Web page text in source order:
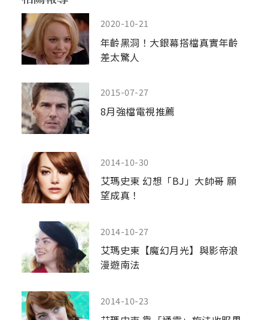
2020-10-21
年齡黑洞！大銀幕搭檔真實年齡
差太驚人
2015-07-27
8月強檔電視推薦
2014-10-30
艾瑪史東 幻想「BJ」大帥哥 願
望成真！
2014-10-27
艾瑪史東【魔幻月光】與影帝浪
漫遊南法
2014-10-23